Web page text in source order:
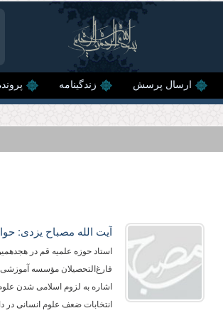
ارسال پرسش زندگینامه
استاد حوزه علمیه قم در
فارغ‌‌التحصیلان مؤسسه
اشاره به لزوم اسلامی شدن
انتخابات ضعف علوم انسانی در